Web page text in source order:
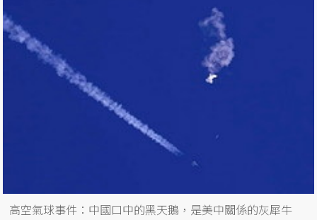
高空氣球事件：中國口中的黑天鵝，是美中關係的灰犀牛